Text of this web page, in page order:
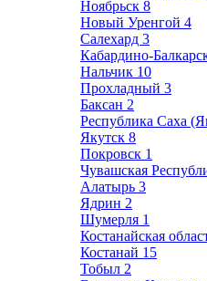
Ноябрьск 8
Новый Уренгой 4
Салехард 3
Кабардино-
Нальчик 10
Прохладный 3
Баксан 2
Республика Саха
Якутск 8
Покровск 1
Чувашская
Алатырь 3
Ядрин 2
Шумерля 1
Костанайская
Костанай 15
Тобыл 2